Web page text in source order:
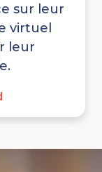
sur leur
virtuel
leur